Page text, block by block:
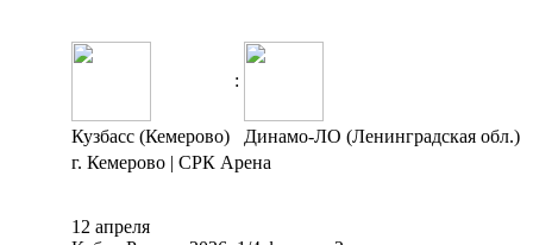
:
Кузбасс (Кемерово)
Динамо-ЛО (Ленинградская обл.)
г. Кемерово | СРК Арена
12 апреля